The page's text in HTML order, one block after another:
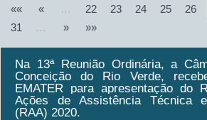
«« « … 22 23 24 25 26
31
… » »»
Na 13ª Reunião Ordinária, a
Conceição do Rio Verde,
EMATER para apresentação do
Ações de Assistência Técnica
(RAA) 2020.